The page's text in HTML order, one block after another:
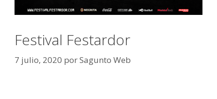
Festival Festardor
7 julio, 2020 porSagunto Web